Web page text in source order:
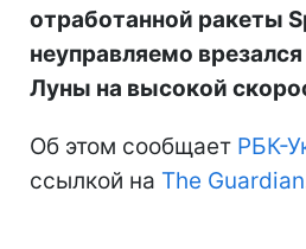
отработанной ракеты
неуправляемо
Луны на высокой
Об этом сообщает РБК-
ссылкой на The Guardian